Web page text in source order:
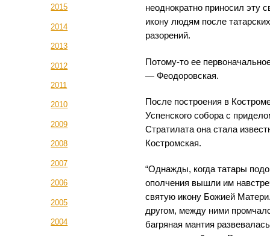
2015
2014
2013
2012
2011
2010
2009
2008
2007
2006
2005
2004
неоднократно приносил эту
икону людям после
разорений.
Потому-то ее
— Феодоровская.
После построения в
Успенского собора с
Стратилата она стала
Костромская.
“Однажды, когда татары
ополчения вышли им
святую икону Божией
другом, между ними
багряная мантия